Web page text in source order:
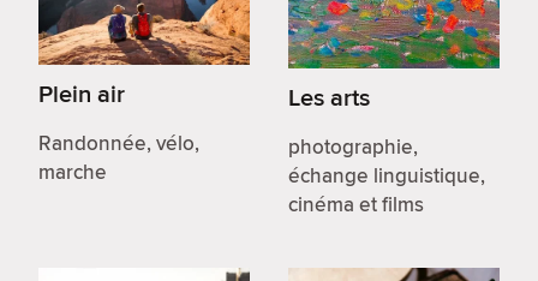
Plein air
Randonnée, vélo,
marche
Les arts
photographie,
échange linguistique,
cinéma et films